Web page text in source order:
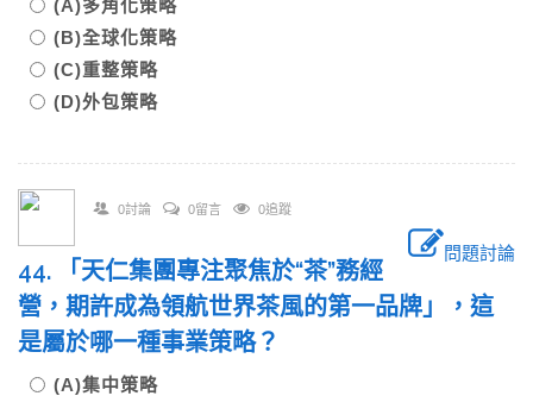
(A)多角化策略
(B)全球化策略
(C)重整策略
(D)外包策略
0討論 0留言 0追蹤
問題討論
44. 「天仁集團專注聚焦於“茶”務經
營，期許成為領航世界茶風的第一品牌」，這
是屬於哪一種事業策略？
(A)集中策略